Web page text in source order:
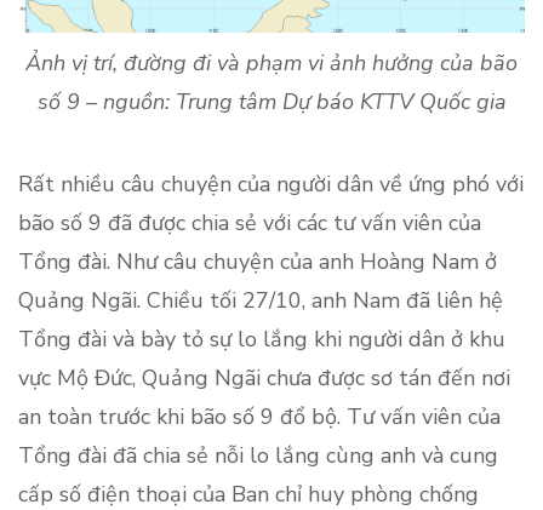
Ảnh vị trí, đường đi và phạm vi ảnh hưởng của bão
số 9 – nguồn: Trung tâm Dự báo KTTV Quốc gia
Rất nhiều câu chuyện của người dân về ứng phó với
bão số 9 đã được chia sẻ với các tư vấn viên của
Tổng đài. Như câu chuyện của anh Hoàng Nam ở
Quảng Ngãi. Chiều tối 27/10, anh Nam đã liên hệ
Tổng đài và bày tỏ sự lo lắng khi người dân ở khu
vực Mộ Đức, Quảng Ngãi chưa được sơ tán đến nơi
an toàn trước khi bão số 9 đổ bộ. Tư vấn viên của
Tổng đài đã chia sẻ nỗi lo lắng cùng anh và cung
cấp số điện thoại của Ban chỉ huy phòng chống